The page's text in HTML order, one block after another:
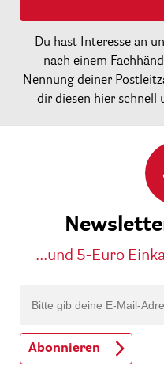
Du hast Interesse an
nach einem
Nennung deiner
dir diesen hier schnell
...und 5-Euro
Abonnieren